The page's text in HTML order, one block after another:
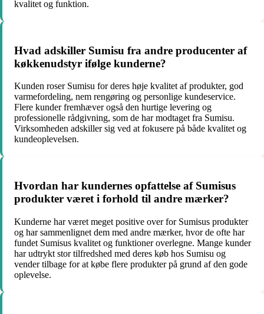
kvalitet og funktion.
Hvad adskiller Sumisu fra andre producenter af
køkkenudstyr ifølge kunderne?
Kunden roser Sumisu for deres høje kvalitet af produkter, god
varmefordeling, nem rengøring og personlige kundeservice.
Flere kunder fremhæver også den hurtige levering og
professionelle rådgivning, som de har modtaget fra Sumisu.
Virksomheden adskiller sig ved at fokusere på både kvalitet og
kundeoplevelsen.
Hvordan har kundernes opfattelse af Sumisus
produkter været i forhold til andre mærker?
Kunderne har været meget positive over for Sumisus produkter
og har sammenlignet dem med andre mærker, hvor de ofte har
fundet Sumisus kvalitet og funktioner overlegne. Mange kunder
har udtrykt stor tilfredshed med deres køb hos Sumisu og
vender tilbage for at købe flere produkter på grund af den gode
oplevelse.